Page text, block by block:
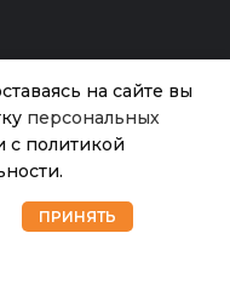
от бытовых
на сайте вы
персональных
с политикой
ПРИНЯТЬ
₽
Нет в
наличии
Корзина Мой аккаунт